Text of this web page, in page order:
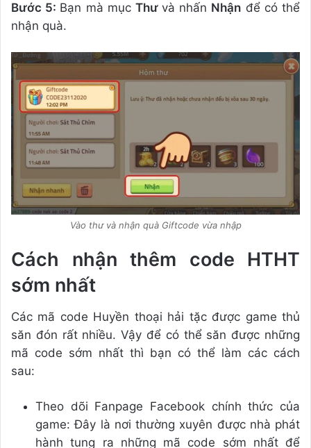
Bước 5: Bạn mà mục Thưvà nhấn Nhận để có thể
nhận quà.
Vào thư và nhận quà Giftcode vừa nhập
Cách nhận thêm code HTHT
sớm nhất
Các mã code Huyền thoại hải tặc được game thủ
săn đón rất nhiều. Vậy để có thể săn được những
mã code sớm nhất thì bạn có thể làm các cách
sau:
Theo dõi Fanpage Facebook chính thức của
game: Đây là nơi thường xuyên được nhà phát
hành tung ra những mã code sớm nhất để